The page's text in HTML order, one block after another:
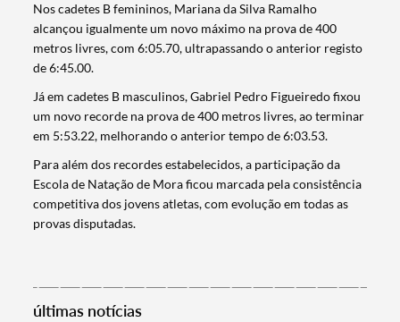
Termo de Pesquisa
Nos cadetes B femininos, Mariana da Silva Ramalho
alcançou igualmente um novo máximo na prova de 400
metros livres, com 6:05.70, ultrapassando o anterior registo
de 6:45.00.
Já em cadetes B masculinos, Gabriel Pedro Figueiredo fixou
um novo recorde na prova de 400 metros livres, ao terminar
em 5:53.22, melhorando o anterior tempo de 6:03.53.
Para além dos recordes estabelecidos, a participação da
Escola de Natação de Mora ficou marcada pela consistência
competitiva dos jovens atletas, com evolução em todas as
provas disputadas.
últimas notícias